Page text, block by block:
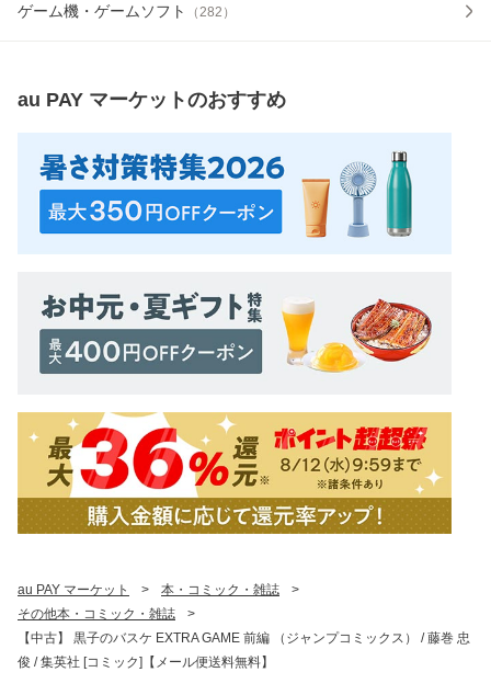
ゲーム機・ゲームソフト （282 ）
au PAY マーケットのおすすめ
au PAY マーケット > 本・コミック・雑誌
>
その他本・コミック・雑誌
>
【中古】 黒子のバスケ EXTRA GAME 前編 （ジャンプコミックス） / 藤巻 忠
俊 / 集英社 [コミック]【メール便送料無料】